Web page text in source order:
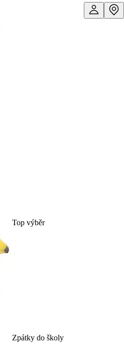
Top výběr
Zpátky do školy